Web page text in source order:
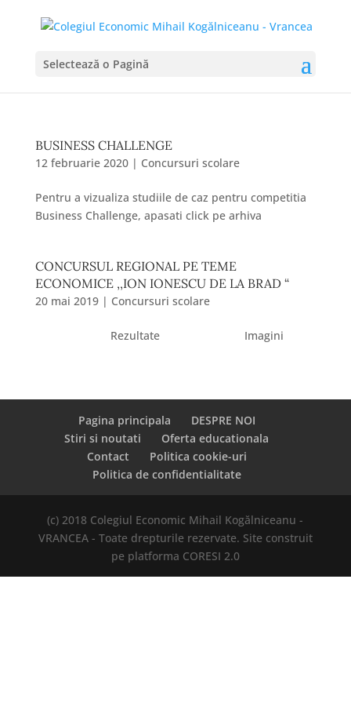
Selectează o Pagină
BUSINESS CHALLENGE
12 februarie 2020| Concursuri scolare
Pentru a vizualiza studiile de caz pentru competitia
Business Challenge, apasati click pe arhiva
CONCURSUL REGIONAL PE TEME
ECONOMICE ,,ION IONESCU DE LA BRAD “
20 mai 2019| Concursuri scolare
Rezultate Imagini
Pagina principala
DESPRE NOI
Stiri si noutati
Oferta educationala
Contact
Politica cookie-uri
Politica de confidentialitate
(c) 2018 Colegiul Economic Mihail Kogălniceanu -
VRANCEA - Toate drepturile rezervate. Site construit
pe platforma CORESI 2.0